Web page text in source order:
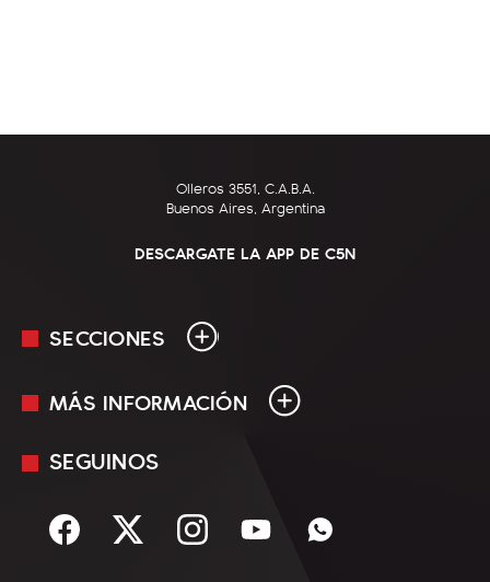
Olleros 3551, C.A.B.A.
Buenos Aires, Argentina
DESCARGATE LA APP DE C5N
SECCIONES
En Vivo
Sociedad
MÁS INFORMACIÓN
Mediakit
Términos y condiciones
SEGUINOS